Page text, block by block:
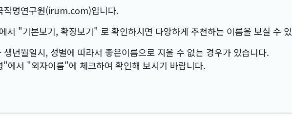
작명연구원(irum.com)입니다.
서 "기본보기, 확장보기" 로 확인하시면 다양하게 추천하는 이름을 보실 수
년월일시, 성별에 따라서 좋은이름으로 지을 수 없는 경우가 있습니다.
에서 "외자이름"에 체크하여 확인해 보시기 바랍니다.